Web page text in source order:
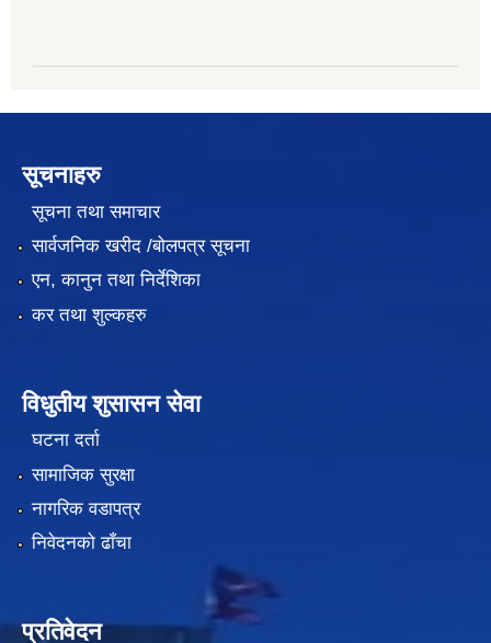
सूचनाहरु
सूचना तथा समाचार
सार्वजनिक खरीद /बोलपत्र सूचना
एन, कानुन तथा निर्देशिका
कर तथा शुल्कहरु
विधुतीय शुसासन सेवा
घटना दर्ता
सामाजिक सुरक्षा
नागरिक वडापत्र
निवेदनको ढाँचा
प्रतिवेदन